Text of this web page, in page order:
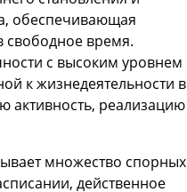
обеспечивающая
свободное время.
с высоким уровнем
к жизнедеятельности в
активность, реализацию
множество спорных
действенное